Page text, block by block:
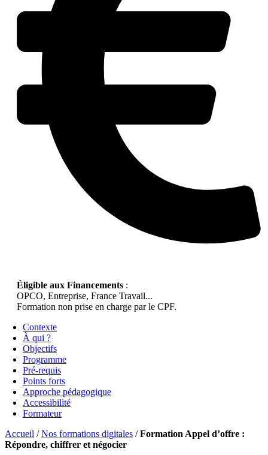
Éligible aux Financements :
OPCO, Entreprise, France Travail...
Formation non prise en charge par le CPF.
Contexte
À qui ?
Objectifs
Programme
Pré-requis
Points forts
Approche pédagogique
Accessibilité
Formateur
Accueil /Nos formations digitales /Formation Appel d’offre :
Répondre, chiffrer et négocier